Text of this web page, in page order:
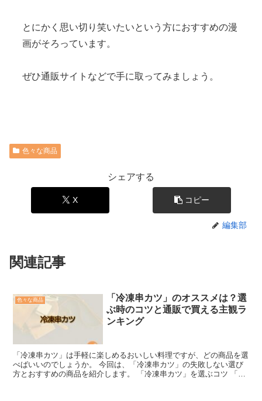
とにかく思い切り笑いたいという方におすすめの漫
画がそろっています。
ぜひ通販サイトなどで手に取ってみましょう。
色々な商品
シェアする
X コピー
編集部
関連記事
色々な商品
「冷凍串カツ」のオススメは？選
ぶ時のコツと通販で買える主観ラ
ンキング
「冷凍串カツ」は手軽に楽しめるおいしい料理ですが、どの商品を選
べばいいのでしょうか。 今回は、「冷凍串カツ」の失敗しない選び
方とおすすめの商品を紹介します。 「冷凍串カツ」を選ぶコツ 「冷